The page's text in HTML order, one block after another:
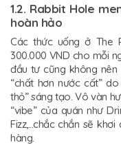
1.2. Rabbit Hole
hoàn hảo
Các thức uống ở The
300.000 VND cho mỗi
đầu tư cũng không
“chất hơn nước cất”
thỏ” sáng tạo. Vô vàn
“vibe” của quán như
Fizz,...chắc chắn sẽ
hàng.